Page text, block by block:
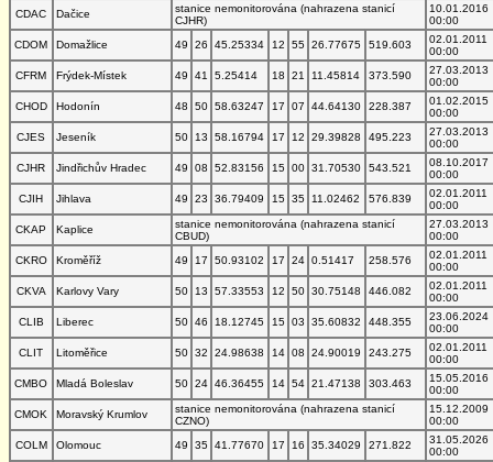
CDAC
Dačice
stanice nemonitorována (nahrazena stanicí
CJHR)
10.01.2016
00:00
CDOM
Domažlice 49 26 45.25334 12 55 26.77675 519.603
02.01.2011
00:00
CFRM
Frýdek-Místek 49 41 5.25414 18 21 11.45814 373.590
27.03.2013
00:00
CHOD
Hodonín 48 50 58.63247 17 07 44.64130 228.387
01.02.2015
00:00
CJES
Jeseník 50 13 58.16794 17 12 29.39828 495.223
27.03.2013
00:00
CJHR
Jindřichův Hradec 49 08 52.83156 15 00 31.70530 543.521
08.10.2017
00:00
CJIH
Jihlava 49 23 36.79409 15 35 11.02462 576.839
02.01.2011
00:00
CKAP
Kaplice
stanice nemonitorována (nahrazena stanicí
CBUD)
27.03.2013
00:00
CKRO
Kroměříž 49 17 50.93102 17 24 0.51417 258.576
02.01.2011
00:00
CKVA
Karlovy Vary 50 13 57.33553 12 50 30.75148 446.082
02.01.2011
00:00
CLIB
Liberec 50 46 18.12745 15 03 35.60832 448.355
23.06.2024
00:00
CLIT
Litoměřice 50 32 24.98638 14 08 24.90019 243.275
02.01.2011
00:00
CMBO
Mladá Boleslav 50 24 46.36455 14 54 21.47138 303.463
15.05.2016
00:00
CMOK
Moravský Krumlov
stanice nemonitorována (nahrazena stanicí
CZNO)
15.12.2009
00:00
COLM
Olomouc 49 35 41.77670 17 16 35.34029 271.822
31.05.2026
00:00